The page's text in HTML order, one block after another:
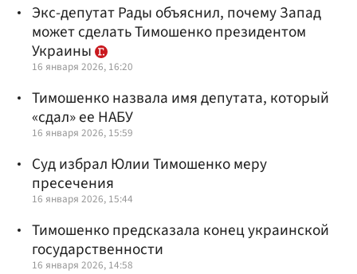
Экс-депутат Рады объяснил, почему Запад
может сделать Тимошенко президентом
Украины
16 января 2026, 16:20
Тимошенко назвала имя депутата, который
«сдал» ее НАБУ
16 января 2026, 15:59
Суд избрал Юлии Тимошенко меру
пресечения
16 января 2026, 15:44
Тимошенко предсказала конец украинской
государственности
16 января 2026, 14:58